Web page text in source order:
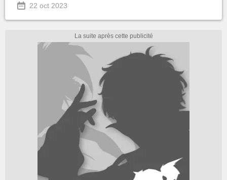
22 oct 2023